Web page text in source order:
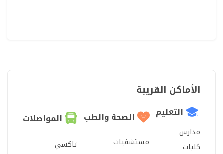
الأماكن القريبة
التعليم
مدارس
كليات
الصحة والطب
مستشفيات
المواصلات
تاكسي